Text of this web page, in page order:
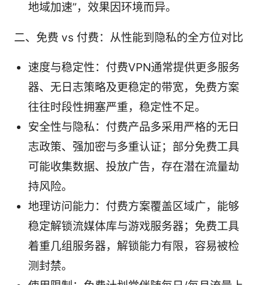
地域加速”，效果因环境而异。
二、免费 vs 付费：从性能到隐私的全方位对比
速度与稳定性：付费VPN通常提供更多服务
器、无日志策略及更稳定的带宽，免费方案
往往时段性拥塞严重，稳定性不足。
安全性与隐私：付费产品多采用严格的无日
志政策、强加密与多重认证；部分免费工具
可能收集数据、投放广告，存在潜在流量劫
持风险。
地理访问能力：付费方案覆盖区域广，能够
稳定解锁流媒体库与游戏服务器；免费工具
着重几组服务器，解锁能力有限，容易被检
测封禁。